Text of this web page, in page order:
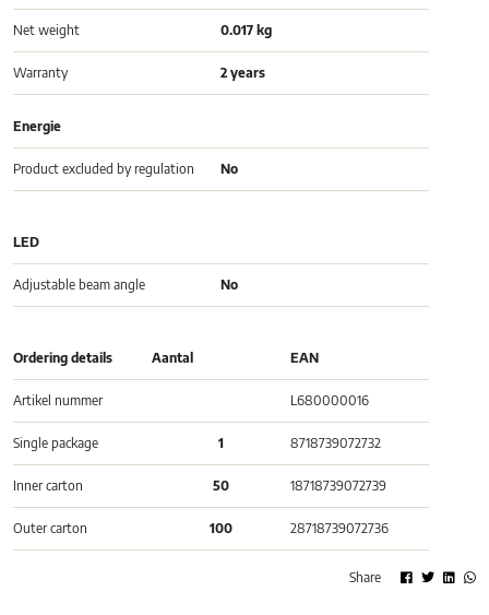
Net weight 0.017 kg
Warranty 2 years
Energie
Product excluded by regulation No
LED
Adjustable beam angle No
Ordering details Aantal EAN
Artikel nummer L680000016
Single package 1 8718739072732
Inner carton 50 18718739072739
Outer carton 100 28718739072736
Share